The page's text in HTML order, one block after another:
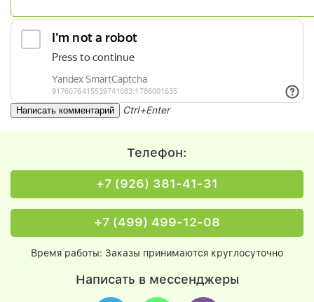
Ctrl+Enter
Телефон:
+7 (926) 381-41-31
+7 (499) 499-12-08
Время работы: Заказы принимаются круглосуточно
Написать в мессенджеры